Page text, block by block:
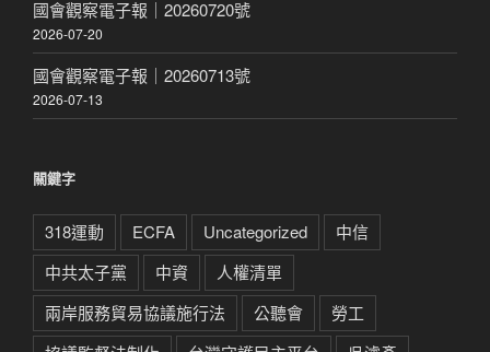
國會觀察電子報｜20260720號
2026-07-20
國會觀察電子報｜20260713號
2026-07-13
關鍵字
318運動 ECFA Uncategorized
中信
中共太子黨
中資
人權清單
兩岸服務貿易協議施行法
公聽會
勞工